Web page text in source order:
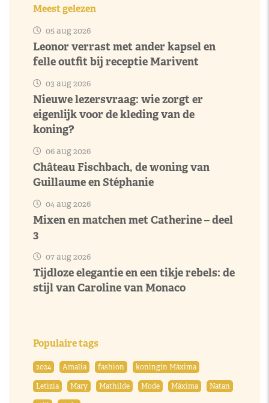
Meest gelezen
05 aug 2026
Leonor verrast met ander kapsel en
felle outfit bij receptie Marivent
03 aug 2026
Nieuwe lezersvraag: wie zorgt er
eigenlijk voor de kleding van de
koning?
06 aug 2026
Château Fischbach, de woning van
Guillaume en Stéphanie
04 aug 2026
Mixen en matchen met Catherine – deel
3
07 aug 2026
Tijdloze elegantie en een tikje rebels: de
stijl van Caroline van Monaco
Populaire tags
2024 Amalia fashion
koningin Máxima
Letizia
Mary Mathilde Mode Máxima
Natan